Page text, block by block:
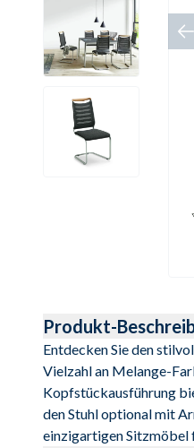
Produkt-
Entdecken Sie den
Vielzahl an Melange-
Kopfstückausführung
den Stuhl optional mit
einzigartigen Sitzmöbel